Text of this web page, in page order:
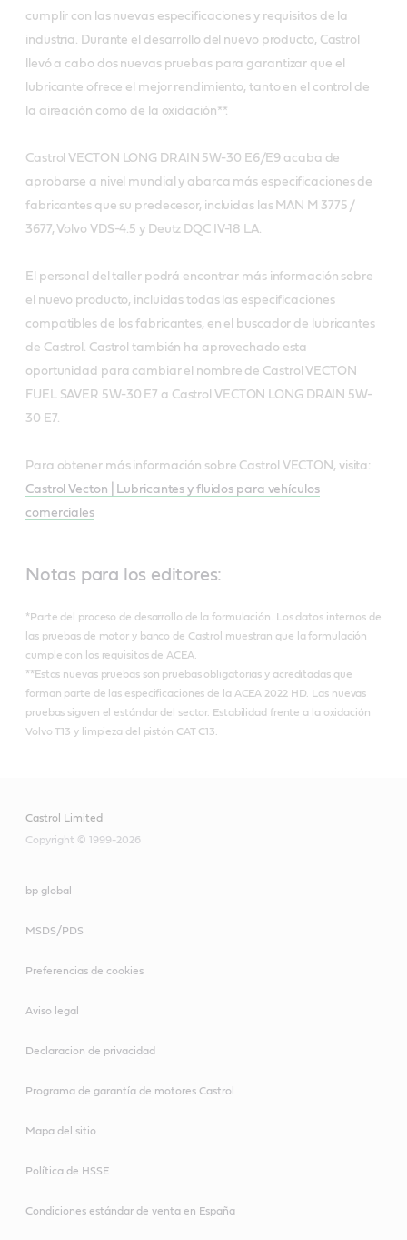
cumplir con las nuevas especificaciones y requisitos de la
industria. Durante el desarrollo del nuevo producto, Castrol
llevó a cabo dos nuevas pruebas para garantizar que el
lubricante ofrece el mejor rendimiento, tanto en el control de
la aireación como de la oxidación**.
Castrol VECTON LONG DRAIN 5W-30 E6/E9 acaba de
aprobarse a nivel mundial y abarca más especificaciones de
fabricantes que su predecesor, incluidas las MAN M 3775 /
3677, Volvo VDS-4.5 y Deutz DQC IV-18 LA.
El personal del taller podrá encontrar más información sobre
el nuevo producto, incluidas todas las especificaciones
compatibles de los fabricantes, en el buscador de lubricantes
de Castrol. Castrol también ha aprovechado esta
oportunidad para cambiar el nombre de Castrol VECTON
FUEL SAVER 5W-30 E7 a Castrol VECTON LONG DRAIN 5W-
30 E7.
Para obtener más información sobre Castrol VECTON, visita:
Castrol Vecton | Lubricantes y fluidos para vehículos
comerciales
Notas para los editores:
*Parte del proceso de desarrollo de la formulación. Los datos internos de
las pruebas de motor y banco de Castrol muestran que la formulación
cumple con los requisitos de ACEA.
**Estas nuevas pruebas son pruebas obligatorias y acreditadas que
forman parte de las especificaciones de la ACEA 2022 HD. Las nuevas
pruebas siguen el estándar del sector. Estabilidad frente a la oxidación
Volvo T13 y limpieza del pistón CAT C13.
Castrol Limited
Copyright © 1999-2026
bp global
MSDS/PDS
Preferencias de cookies
Aviso legal
Declaracion de privacidad
Programa de garantía de motores Castrol
Mapa del sitio
Política de HSSE
Condiciones estándar de venta en España